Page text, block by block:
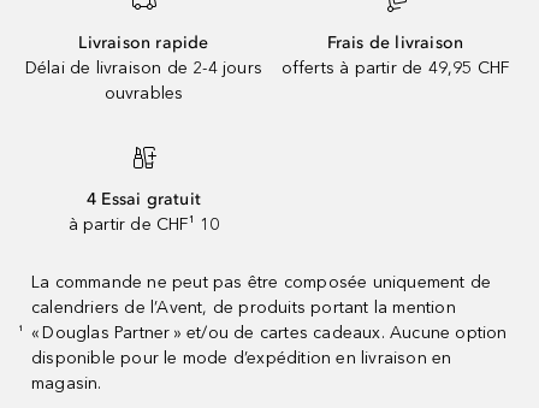
Livraison rapide
Délai de livraison de 2-4 jours
ouvrables
Frais de livraison
offerts à partir de 49,95 CHF
4 Essai gratuit
à partir de CHF¹ 10
¹
La commande ne peut pas être composée uniquement de
calendriers de l’Avent, de produits portant la mention
« Douglas Partner » et/ou de cartes cadeaux. Aucune option
disponible pour le mode d’expédition en livraison en
magasin.